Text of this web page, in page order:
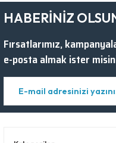
HABERİNİZ
Fırsatlarımız,
e-posta almak ister